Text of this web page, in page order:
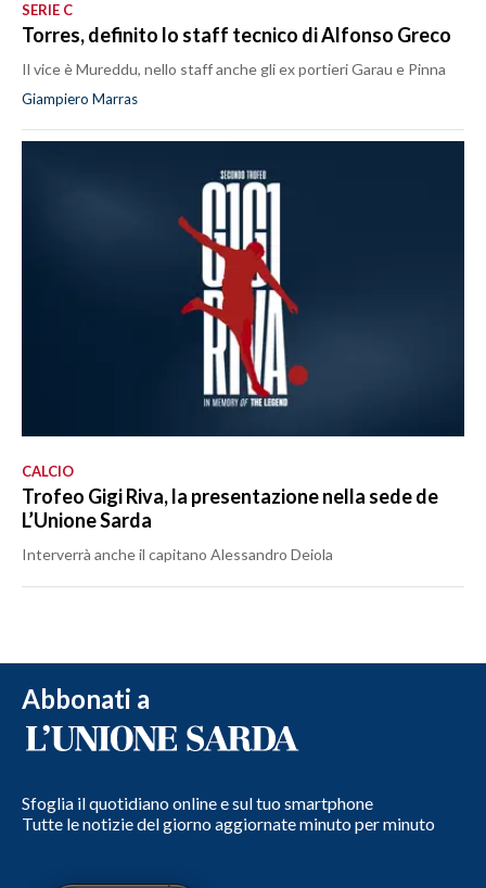
SERIE C
Torres, definito lo staff tecnico di Alfonso Greco
Il vice è Mureddu, nello staff anche gli ex portieri Garau e Pinna
Giampiero Marras
CALCIO
Trofeo Gigi Riva, la presentazione nella sede de
L’Unione Sarda
Interverrà anche il capitano Alessandro Deiola
Abbonati a
Sfoglia il quotidiano online e sul tuo smartphone
Tutte le notizie del giorno aggiornate minuto per minuto